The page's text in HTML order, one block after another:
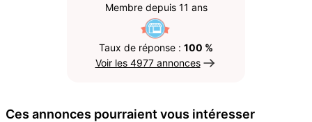
Membre depuis 11 ans
Taux de réponse : 100 %
Voir les 4977 annonces
Ces annonces pourraient vous intéresser